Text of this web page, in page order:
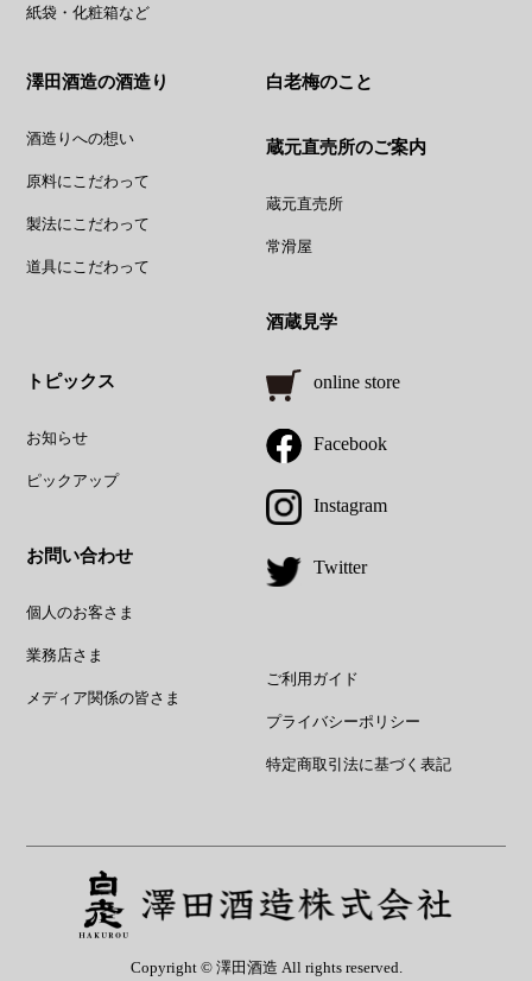
紙袋・化粧箱など
澤田酒造の酒造り
酒造りへの想い
原料にこだわって
製法にこだわって
道具にこだわって
白老梅のこと
蔵元直売所のご案内
蔵元直売所
常滑屋
酒蔵見学
トピックス
お知らせ
ピックアップ
お問い合わせ
個人のお客さま
業務店さま
メディア関係の皆さま
online store
Facebook
Instagram
Twitter
ご利用ガイド
プライバシーポリシー
特定商取引法に基づく表記
Copyright © 澤田酒造 All rights reserved.